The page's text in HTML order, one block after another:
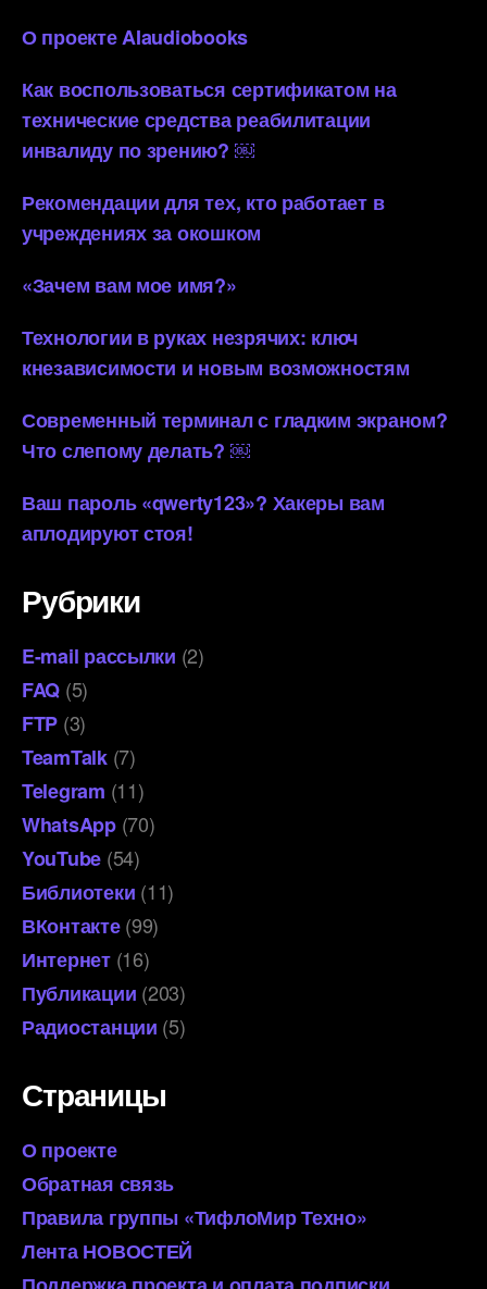
О проекте AIaudiobooks
Как воспользоваться сертификатом на
технические средства реабилитации
инвалиду по зрению? ￼
Рекомендации для тех, кто работает в
учреждениях за окошком
«Зачем вам мое имя?»
Технологии в руках незрячих: ключ
кнезависимости и новым возможностям
Современный терминал с гладким экраном?
Что слепому делать? ￼
Ваш пароль «qwerty123»? Хакеры вам
аплодируют стоя!
Рубрики
E-mail рассылки (2)
FAQ (5)
FTP (3)
TeamTalk(7)
Telegram (11)
WhatsApp(70)
YouTube (54)
Библиотеки (11)
ВКонтакте(99)
Интернет(16)
Публикации (203)
Радиостанции (5)
Страницы
О проекте
Обратная связь
Правила группы «ТифлоМир Техно»
Лента НОВОСТЕЙ